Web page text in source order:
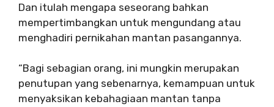
Dan itulah mengapa seseorang bahkan
mempertimbangkan untuk mengundang atau
menghadiri pernikahan mantan pasangannya.
“Bagi sebagian orang, ini mungkin merupakan
penutupan yang sebenarnya, kemampuan untuk
menyaksikan kebahagiaan mantan tanpa